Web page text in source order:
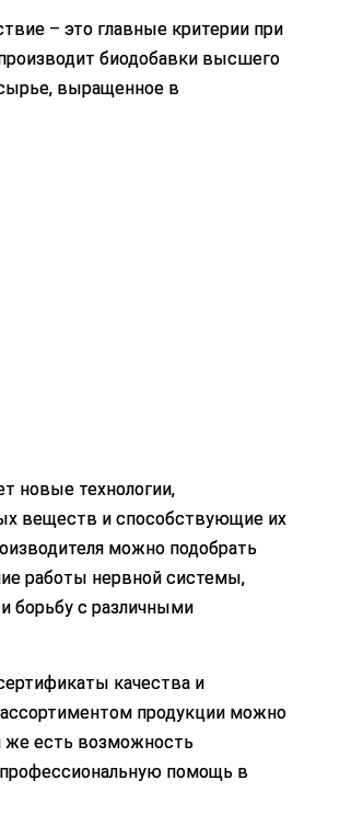
– это главные критерии при
биодобавки высшего
сырье, выращенное в
новые технологии,
веществ и способствующие их
можно подобрать
работы нервной системы,
борьбу с различными
качества и
продукции можно
же есть возможность
профессиональную помощь в